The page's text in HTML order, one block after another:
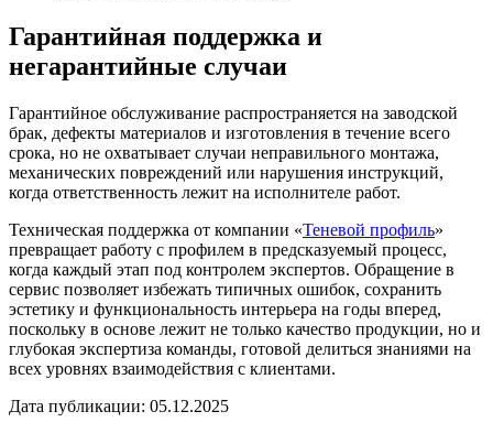
Гарантийная поддержка и
негарантийные случаи
Гарантийное обслуживание распространяется на заводской
брак, дефекты материалов и изготовления в течение всего
срока, но не охватывает случаи неправильного монтажа,
механических повреждений или нарушения инструкций,
когда ответственность лежит на исполнителе работ.
Техническая поддержка от компании «Теневой профиль»
превращает работу с профилем в предсказуемый процесс,
когда каждый этап под контролем экспертов. Обращение в
сервис позволяет избежать типичных ошибок, сохранить
эстетику и функциональность интерьера на годы вперед,
поскольку в основе лежит не только качество продукции, но и
глубокая экспертиза команды, готовой делиться знаниями на
всех уровнях взаимодействия с клиентами.
Дата публикации: 05.12.2025